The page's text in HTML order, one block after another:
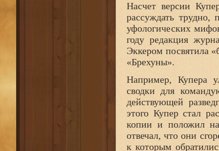
Насчет версии
рассуждать трудно,
уфологических
году редакция
Эккером посвятила
«Брехуны».
Например, Купера
сводки для
действующей
этого Купер стал
копии и положил
отвечал, что они
к которым